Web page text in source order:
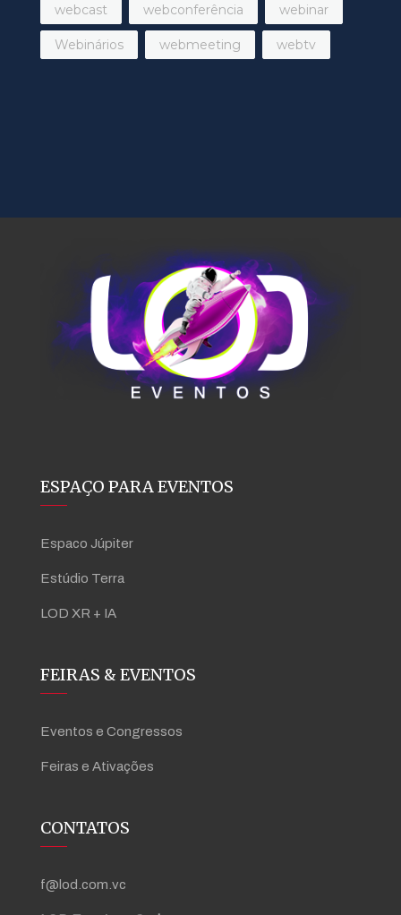
webcast webconferência webinar
Webinários webmeeting webtv
ESPAÇO PARA EVENTOS
Espaco Júpiter
Estúdio Terra
LOD XR + IA
FEIRAS & EVENTOS
Eventos e Congressos
Feiras e Ativações
CONTATOS
f@lod.com.vc